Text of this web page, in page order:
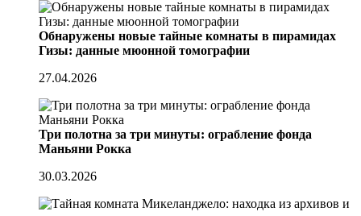
Обнаружены новые тайные комнаты в пирамидах
Гизы: данные мюонной томографии
27.04.2026
Три полотна за три минуты: ограбление фонда
Маньяни Рокка
30.03.2026